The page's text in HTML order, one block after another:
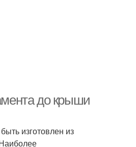
до крыши
изготовлен из